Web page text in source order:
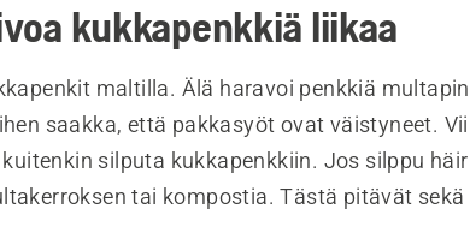
kukkapenkkiä liikaa
maltilla. Älä haravoi penkkiä
saakka, että pakkasyöt ovat väistyneet.
silputa kukkapenkkiin. Jos silppu
tai kompostia. Tästä pitävät